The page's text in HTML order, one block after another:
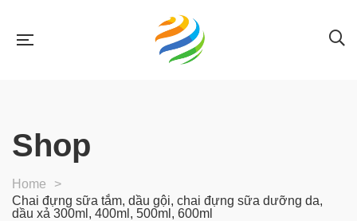
Shop
Home
>
Chai đựng sữa tắm, dầu gội, chai đựng sữa dưỡng da,
dầu xả 300ml, 400ml, 500ml, 600ml